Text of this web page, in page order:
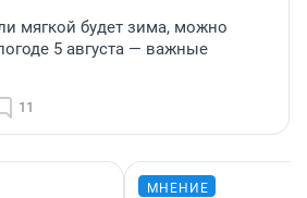
мягкой будет зима, можно
5 августа — важные
11
МНЕНИЕ